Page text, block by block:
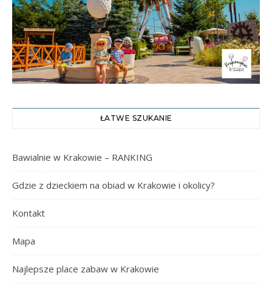
ŁATWE SZUKANIE
Bawialnie w Krakowie – RANKING
Gdzie z dzieckiem na obiad w Krakowie i okolicy?
Kontakt
Mapa
Najlepsze place zabaw w Krakowie